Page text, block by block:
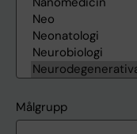
Målgrupp